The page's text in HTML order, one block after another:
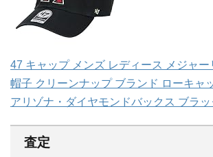
47 キャップ メンズ レディース メジャ
帽子 クリーンナップ ブランド ローキャ
アリゾナ・ダイヤモンドバックス ブラ
査定